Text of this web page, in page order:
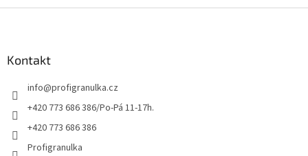
Kontakt
info@profigranulka.cz
+420 773 686 386/Po-Pá 11-17h.
+420 773 686 386
Profigranulka